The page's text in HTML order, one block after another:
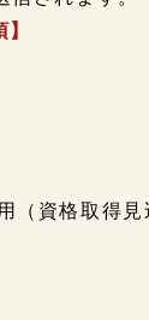
】
（資格取得